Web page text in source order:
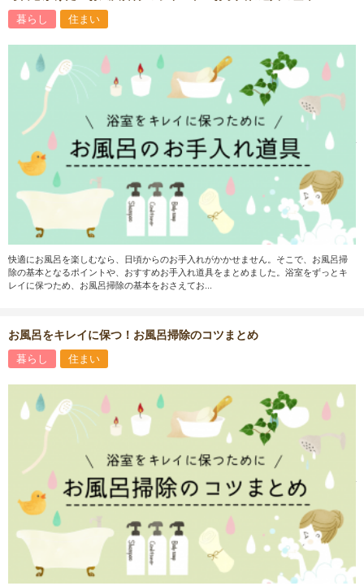
暮らし 住まい
快適にお風呂を楽しむなら、日頃からのお手入れがかかせません。そこで、お風呂掃
除の基本となるポイントや、おすすめお手入れ道具をまとめました。浴室をずっとキ
レイに保つため、お風呂掃除の基本をおさえてお...
お風呂をキレイに保つ！お風呂掃除のコツまとめ
暮らし 住まい